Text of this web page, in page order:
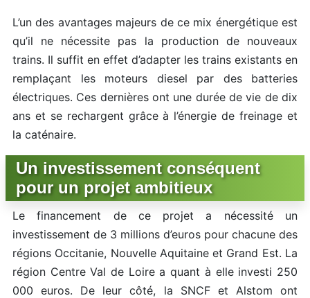
L’un des avantages majeurs de ce mix énergétique est
qu’il ne nécessite pas la production de nouveaux
trains. Il suffit en effet d’adapter les trains existants en
remplaçant les moteurs diesel par des batteries
électriques. Ces dernières ont une durée de vie de dix
ans et se rechargent grâce à l’énergie de freinage et
la caténaire.
Un investissement conséquent
pour un projet ambitieux
Le financement de ce projet a nécessité un
investissement de 3 millions d’euros pour chacune des
régions Occitanie, Nouvelle Aquitaine et Grand Est. La
région Centre Val de Loire a quant à elle investi 250
000 euros. De leur côté, la SNCF et Alstom ont